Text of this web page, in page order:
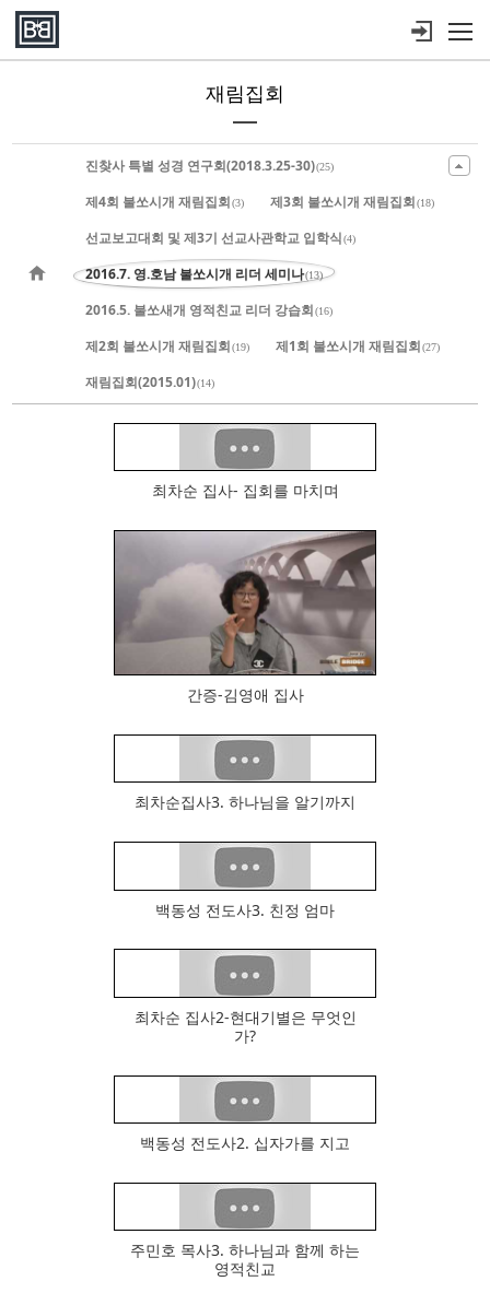
재림집회
진찾사 특별 성경 연구회(2018.3.25-30)(25)
제4회 불쏘시개 재림집회(3) 제3회 불쏘시개 재림집회(18)
선교보고대회 및 제3기 선교사관학교 입학식(4)
2016.7. 영.호남 불쏘시개 리더 세미나(13)
2016.5. 불쏘새개 영적친교 리더 강습회(16)
제2회 불쏘시개 재림집회(19) 제1회 불쏘시개 재림집회(27)
재림집회(2015.01)(14)
546
최차순 집사- 집회를 마치며
간증-김영애 집사
613
최차순집사3. 하나님을 알기까지
765
백동성 전도사3. 친정 엄마
644
최차순 집사2-현대기별은 무엇인
가?
518
백동성 전도사2. 십자가를 지고
주민호 목사3. 하나님과 함께 하는
영적친교
Sketchbook5, 스케치북5
Sketchbook5, 스케치북5
Sketchbook5, 스케치북5
Sketchbook5, 스케치북5